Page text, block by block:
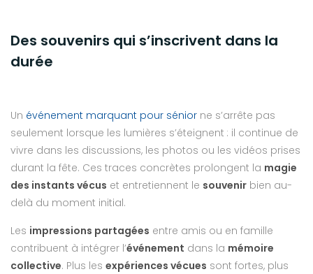
Des souvenirs qui s’inscrivent dans la
durée
Un événement marquant pour sénior ne s’arrête pas
seulement lorsque les lumières s’éteignent : il continue de
vivre dans les discussions, les photos ou les vidéos prises
durant la fête. Ces traces concrètes prolongent la magie
des instants vécus et entretiennent le souvenir bien au-
delà du moment initial.
Les impressions partagées entre amis ou en famille
contribuent à intégrer l’événement dans la mémoire
collective. Plus les expériences vécues sont fortes, plus